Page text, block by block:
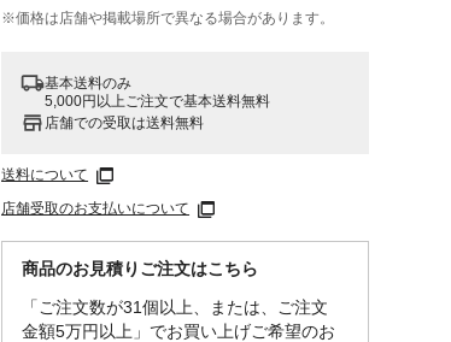
※価格は​店舗や​掲載場所で​異なる​場合が​あります。
基本送料のみ
5,000円以上ご注文で基本送料無料
店舗での受取は送料無料
送料について
店舗受取のお支払いについて
商品のお見積りご注文はこちら
「ご注文数が31個以上、または、ご注文
金額5万円以上」でお買い上げご希望のお